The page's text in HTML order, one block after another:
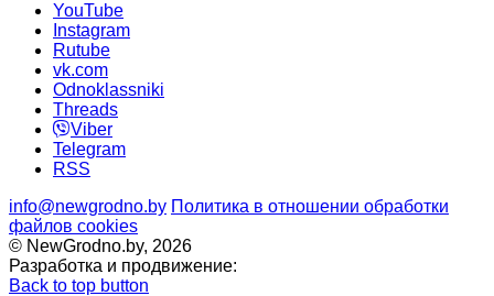
YouTube
Instagram
Rutube
vk.com
Odnoklassniki
Threads
Viber
Telegram
RSS
info@newgrodno.by Политика в отношении обработки
файлов cookies
© NewGrodno.by, 2026
Разработка и продвижение:
Back to top button